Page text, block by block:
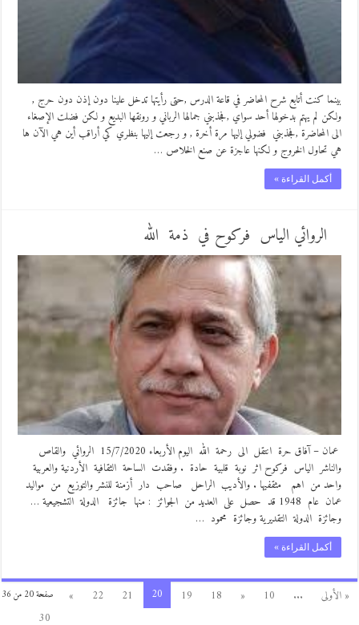
بينما كنت أتابع شرح المحاضر في قاعة الدرس ,حتى رأيتها تدخل علينا دون إذن دون حرج ,
ولكن لم يهتم بدخولها أحد سواي ,فجذبني جمالها الرباني و رونقها البديع و لكن فضلت الإصغاء
الى المحاضرة ,فجذبني فضولي إليها مرة أخرة , و رجعت إليها بنظري كي أراقب أين هي الآن ها
هي تحاول الخروج و لكنها عاجزة عن صنع الخلاص …
أكمل القراءة »
الروائي الياس فركوح في ذمة الله
عمان – آفاق حرة انتقل الى رحمة الله اليوم الأربعاء 15/7/2020 الروائي والقاص
والناشر الياس فركوح اثر نوبة قلبية حادة . وفقدت الساحة الثقافية الأردنية والعربية
واحد من اهم مثقفيها . والأديب الراحل صاحب دار أزمنة للنشر والتوزيع من مواليد
عمان عام 1948 قد حصل على العديد من الجوائز : منها جائزة الدولة التشجيعية …
وجائزة الدولة التقديرية وجائزة محمود …
أكمل القراءة »
صفحة 20 من 36 « الأولى ...
10
«
18
19
20
21
22
»
30